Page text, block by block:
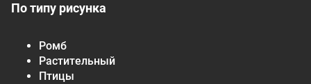
По типу рисунка
Ромб
Растительный
Птицы